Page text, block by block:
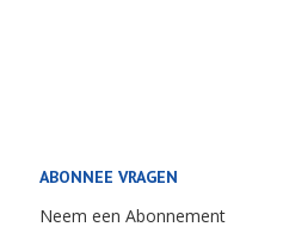
ABONNEE VRAGEN
Neem een Abonnement